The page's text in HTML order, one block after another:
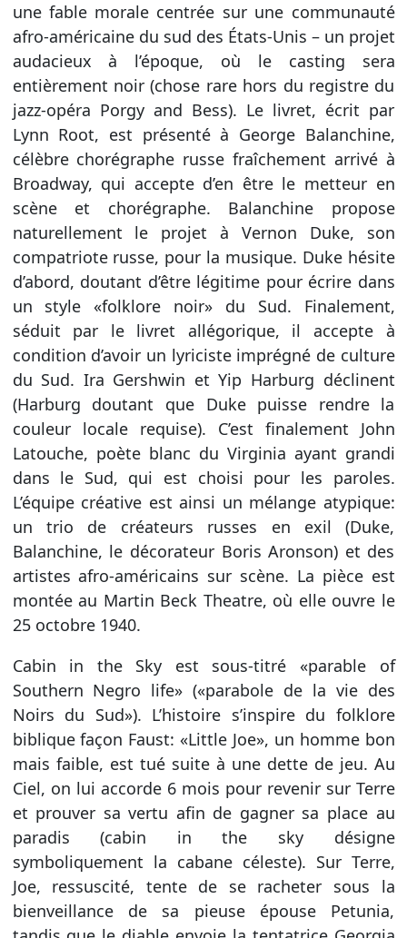
une fable morale centrée sur une communauté
afro-américaine du sud des États-Unis – un projet
audacieux à l’époque, où le casting sera
entièrement noir (chose rare hors du registre du
jazz-opéra Porgy and Bess). Le livret, écrit par
Lynn Root, est présenté à George Balanchine,
célèbre chorégraphe russe fraîchement arrivé à
Broadway, qui accepte d’en être le metteur en
scène et chorégraphe. Balanchine propose
naturellement le projet à Vernon Duke, son
compatriote russe, pour la musique. Duke hésite
d’abord, doutant d’être légitime pour écrire dans
un style «folklore noir» du Sud. Finalement,
séduit par le livret allégorique, il accepte à
condition d’avoir un lyriciste imprégné de culture
du Sud. Ira Gershwin et Yip Harburg déclinent
(Harburg doutant que Duke puisse rendre la
couleur locale requise). C’est finalement John
Latouche, poète blanc du Virginia ayant grandi
dans le Sud, qui est choisi pour les paroles.
L’équipe créative est ainsi un mélange atypique:
un trio de créateurs russes en exil (Duke,
Balanchine, le décorateur Boris Aronson) et des
artistes afro-américains sur scène. La pièce est
montée au Martin Beck Theatre, où elle ouvre le
25 octobre 1940.
Cabin in the Sky est sous-titré «parable of
Southern Negro life» («parabole de la vie des
Noirs du Sud»). L’histoire s’inspire du folklore
biblique façon Faust: «Little Joe», un homme bon
mais faible, est tué suite à une dette de jeu. Au
Ciel, on lui accorde 6 mois pour revenir sur Terre
et prouver sa vertu afin de gagner sa place au
paradis (cabin in the sky désigne
symboliquement la cabane céleste). Sur Terre,
Joe, ressuscité, tente de se racheter sous la
bienveillance de sa pieuse épouse Petunia,